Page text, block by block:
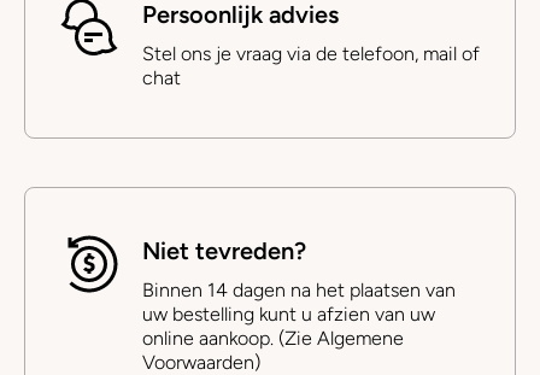
Persoonlijk advies
Stel ons je vraag via de telefoon, mail of
chat
Niet tevreden?
Binnen 14 dagen na het plaatsen van
uw bestelling kunt u afzien van uw
online aankoop. (Zie Algemene
Voorwaarden)